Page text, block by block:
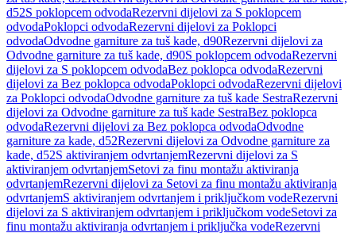
d52S poklopcem odvodaRezervni dijelovi za S poklopcem
odvodaPoklopci odvodaRezervni dijelovi za Poklopci
odvodaOdvodne garniture za tuš kade, d90Rezervni dijelovi za
Odvodne garniture za tuš kade, d90S poklopcem odvodaRezervni
dijelovi za S poklopcem odvodaBez poklopca odvodaRezervni
dijelovi za Bez poklopca odvodaPoklopci odvodaRezervni dijelovi
za Poklopci odvodaOdvodne garniture za tuš kade SestraRezervni
dijelovi za Odvodne garniture za tuš kade SestraBez poklopca
odvodaRezervni dijelovi za Bez poklopca odvodaOdvodne
garniture za kade, d52Rezervni dijelovi za Odvodne garniture za
kade, d52S aktiviranjem odvrtanjemRezervni dijelovi za S
aktiviranjem odvrtanjemSetovi za finu montažu aktiviranja
odvrtanjemRezervni dijelovi za Setovi za finu montažu aktiviranja
odvrtanjemS aktiviranjem odvrtanjem i priključkom vodeRezervni
dijelovi za S aktiviranjem odvrtanjem i priključkom vodeSetovi za
finu montažu aktiviranja odvrtanjem i priključka vodeRezervni